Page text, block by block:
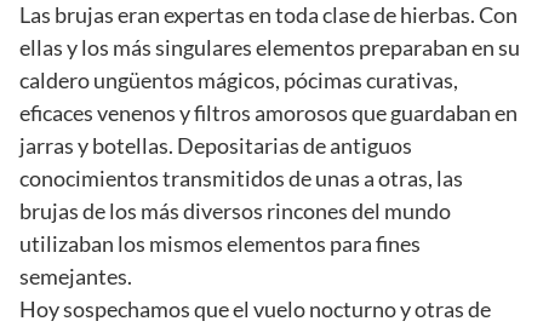
Las brujas eran expertas en toda clase de hierbas. Con
ellas y los más singulares elementos preparaban en su
caldero ungüentos mágicos, pócimas curativas,
eficaces venenos y filtros amorosos que guardaban en
jarras y botellas. Depositarias de antiguos
conocimientos transmitidos de unas a otras, las
brujas de los más diversos rincones del mundo
utilizaban los mismos elementos para fines
semejantes.
Hoy sospechamos que el vuelo nocturno y otras de